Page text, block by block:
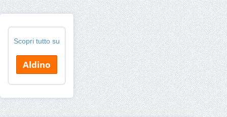
Scopri tutto su
Aldino